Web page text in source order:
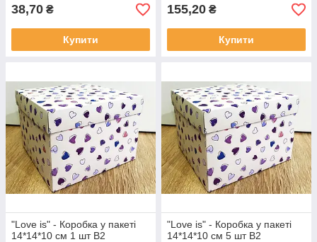
38,70 ₴
Купити
155,20 ₴
Купити
"Love is" - Коробка у пакеті
14*14*10 см 1 шт В2
"Love is" - Коробка у пакеті
14*14*10 см 5 шт В2